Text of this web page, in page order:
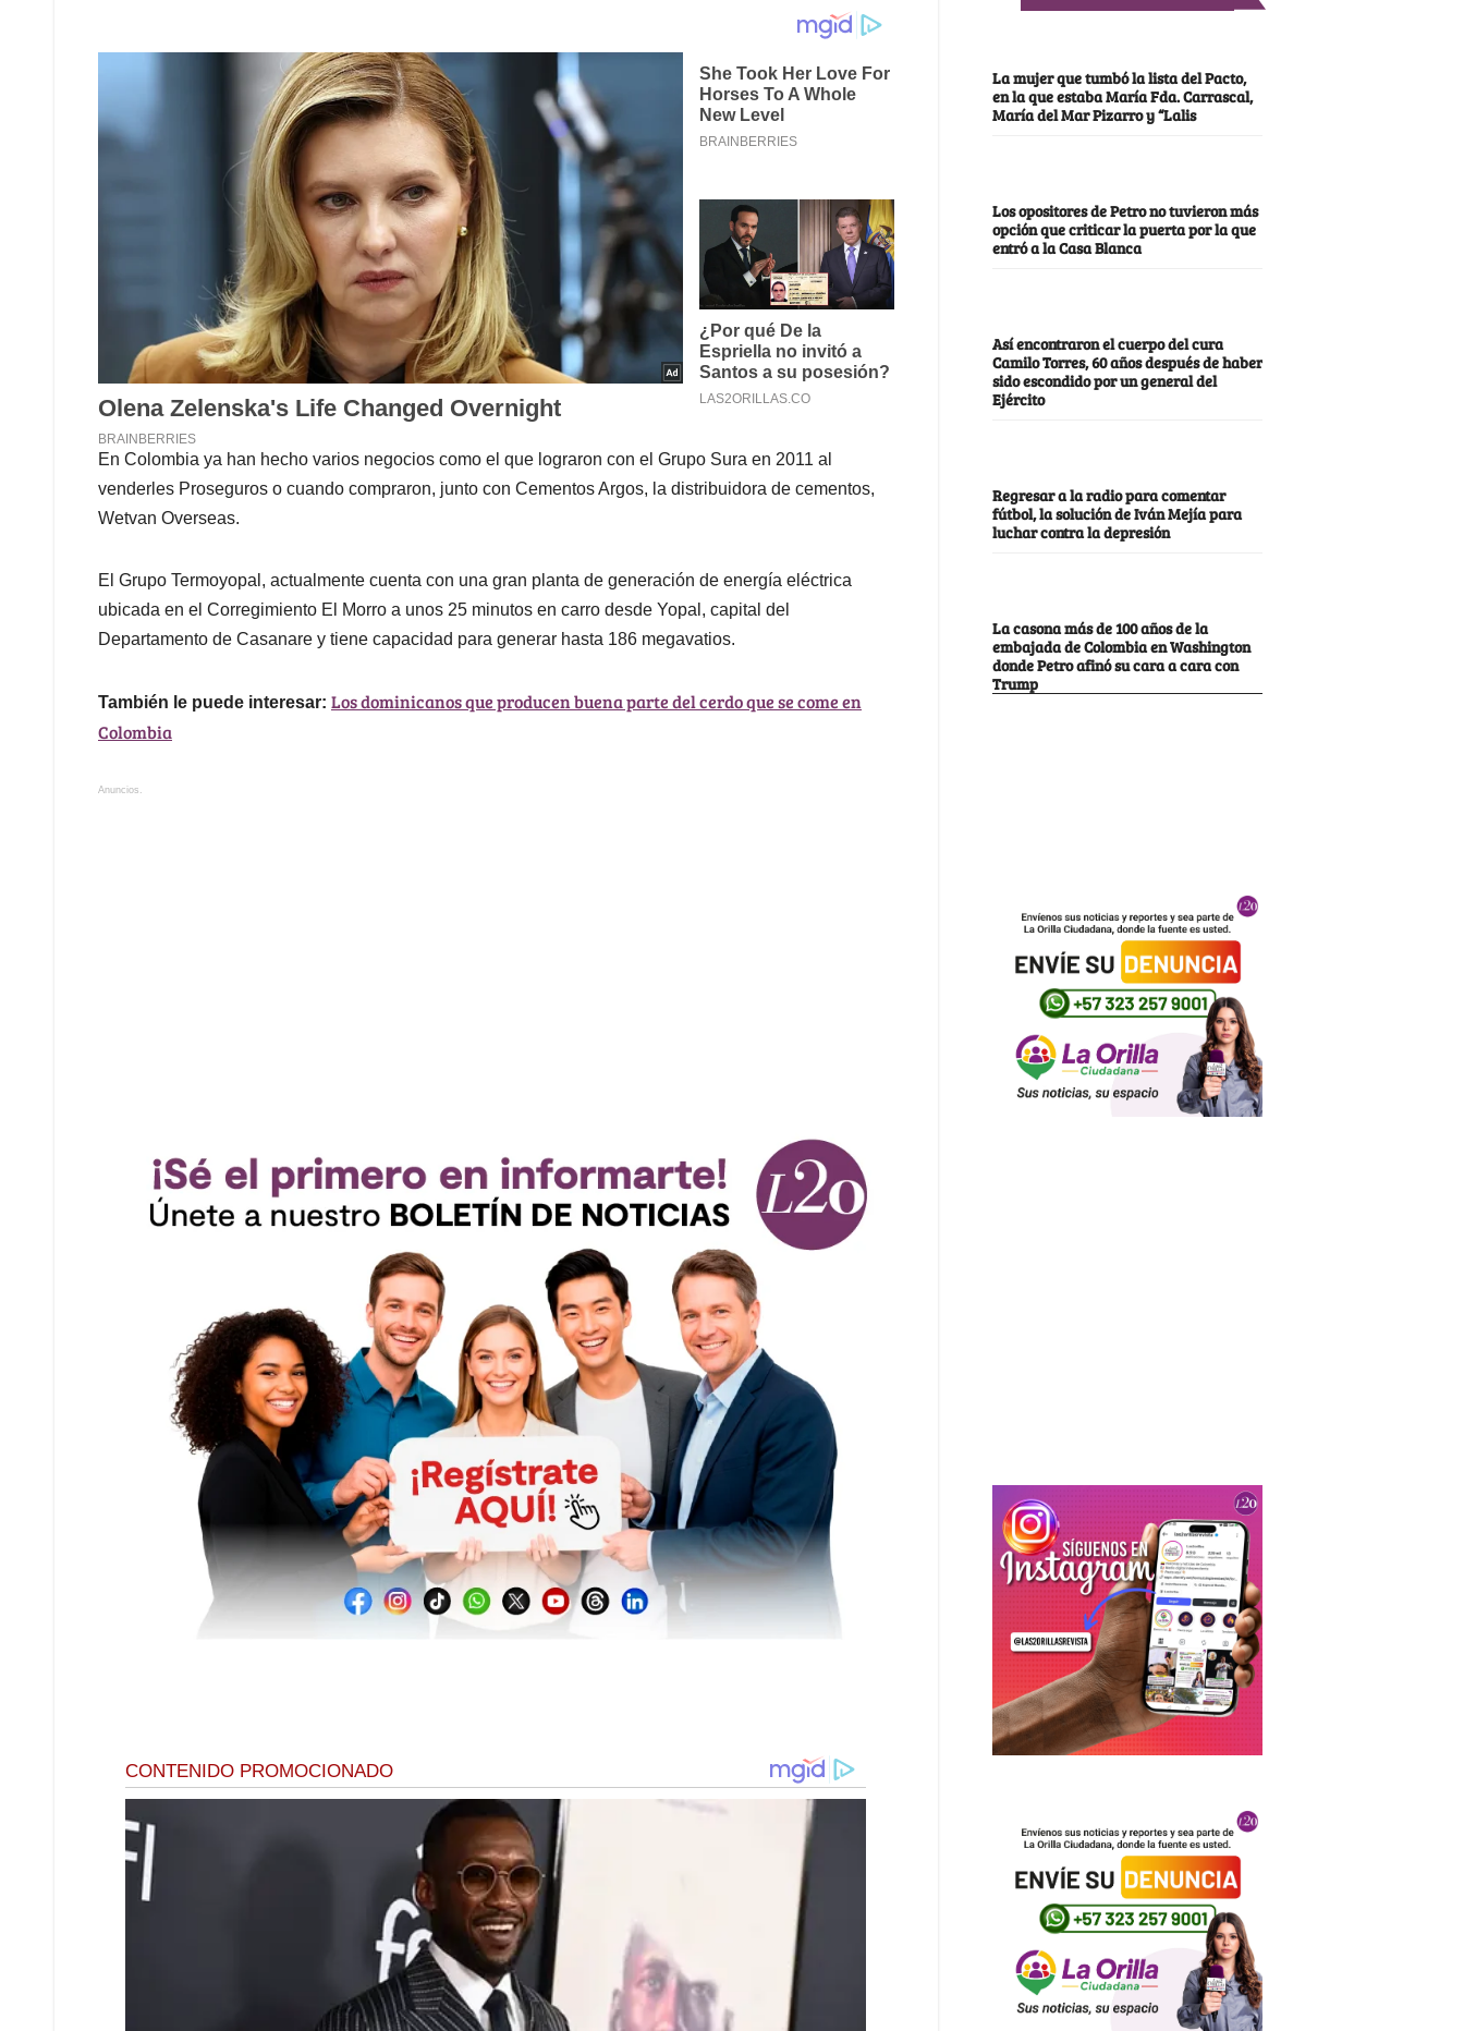
En Colombia ya han hecho varios negocios como el que lograron con el Grupo Sura en 2011 al
venderles Proseguros o cuando compraron, junto con Cementos Argos, la distribuidora de cementos,
Wetvan Overseas.
El Grupo Termoyopal, actualmente cuenta con una gran planta de generación de energía eléctrica
ubicada en el Corregimiento El Morro a unos 25 minutos en carro desde Yopal, capital del
Departamento de Casanare y tiene capacidad para generar hasta 186 megavatios.
También le puede interesar: Los dominicanos que producen buena parte del cerdo que se come en
Colombia
Anuncios.
La mujer que tumbó la lista del Pacto,
en la que estaba María Fda. Carrascal,
María del Mar Pizarro y “Lalis
Los opositores de Petro no tuvieron más
opción que criticar la puerta por la que
entró a la Casa Blanca
Así encontraron el cuerpo del cura
Camilo Torres, 60 años después de haber
sido escondido por un general del
Ejército
Regresar a la radio para comentar
fútbol, la solución de Iván Mejía para
luchar contra la depresión
La casona más de 100 años de la
embajada de Colombia en Washington
donde Petro afinó su cara a cara con
Trump